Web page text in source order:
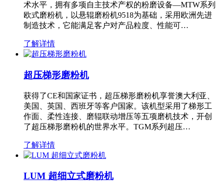
术水平，拥有多项自主技术产权的粉磨设备—MTW系列
欧式磨粉机，以悬辊磨粉机9518为基础，采用欧洲先进
制造技术，它能满足客户对产品粒度、性能可…
了解详情
超压梯形磨粉机
获得了CE和国家证书，超压梯形磨粉机享誉澳大利亚、
美国、英国、西班牙等客户国家。该机型采用了梯形工
作面、柔性连接、磨辊联动增压等五项磨机技术，开创
了超压梯形磨粉机的世界水平。TGM系列超压…
了解详情
LUM 超细立式磨粉机